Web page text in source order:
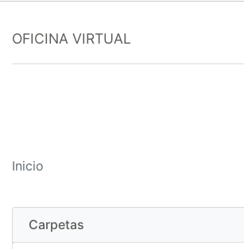
OFICINA VIRTUAL
Inicio
Carpetas